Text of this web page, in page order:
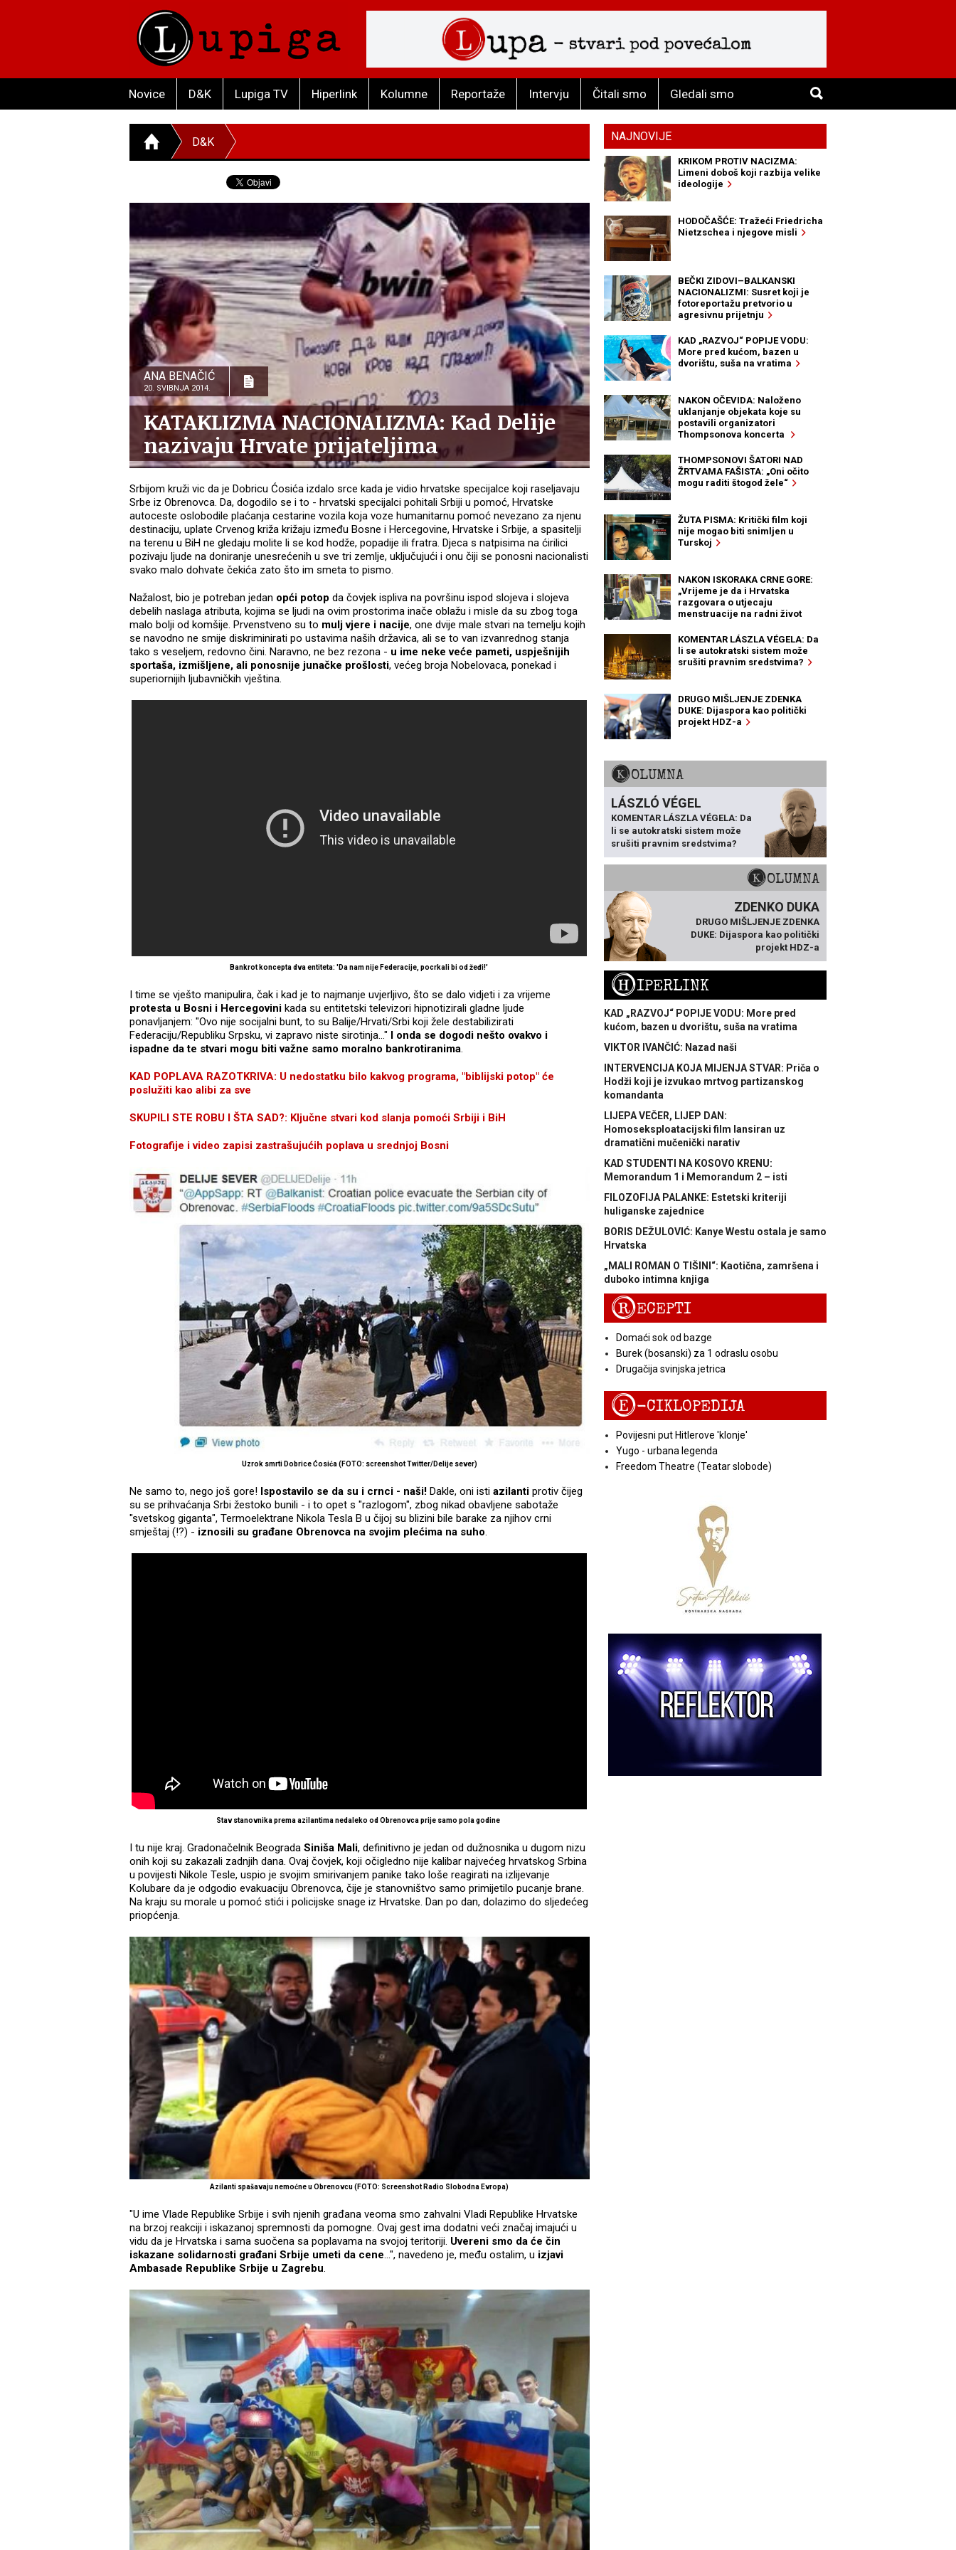
Novice D&K Lupiga TV Hiperlink Kolumne Reportaže Intervju Čitali smo Gledali smo
D&K
ANA BENAČIĆ
20. SVIBNJA 2014.
KATAKLIZMA NACIONALIZMA: Kad Delije
nazivaju Hrvate prijateljima
Srbijom kruži vic da je Dobricu Ćosića izdalo srce kada je vidio hrvatske specijalce koji raseljavaju
Srbe iz Obrenovca. Da, dogodilo se i to - hrvatski specijalci pohitali Srbiji u pomoć, Hrvatske
autoceste oslobodile plaćanja cestarine vozila koja voze humanitarnu pomoć nevezano za njenu
destinaciju, uplate Crvenog križa križaju između Bosne i Hercegovine, Hrvatske i Srbije, a spasitelji
na terenu u BiH ne gledaju molite li se kod hodže, popadije ili fratra. Djeca s natpisima na ćirilici
pozivaju ljude na doniranje unesrećenih u sve tri zemlje, uključujući i onu čiji se ponosni nacionalisti
svako malo dohvate čekića zato što im smeta to pismo.
Nažalost, bio je potreban jedan opći potop da čovjek ispliva na površinu ispod slojeva i slojeva
debelih naslaga atributa, kojima se ljudi na ovim prostorima inače oblažu i misle da su zbog toga
malo bolji od komšije. Prvenstveno su to mulj vjere i nacije, one dvije male stvari na temelju kojih
se navodno ne smije diskriminirati po ustavima naših državica, ali se to van izvanrednog stanja
tako s veseljem, redovno čini. Naravno, ne bez rezona - u ime neke veće pameti, uspješnijih
sportaša, izmišljene, ali ponosnije junačke prošlosti, većeg broja Nobelovaca, ponekad i
superiornijih ljubavničkih vještina.
Bankrot koncepta dva entiteta: 'Da nam nije Federacije, pocrkali bi od žeđi!'
I time se vješto manipulira, čak i kad je to najmanje uvjerljivo, što se dalo vidjeti i za vrijeme
protesta u Bosni i Hercegovini kada su entitetski televizori hipnotizirali gladne ljude
ponavljanjem: "Ovo nije socijalni bunt, to su Balije/Hrvati/Srbi koji žele destabilizirati
Federaciju/Republiku Srpsku, vi zapravo niste sirotinja..." I onda se dogodi nešto ovakvo i
ispadne da te stvari mogu biti važne samo moralno bankrotiranima.
KAD POPLAVA RAZOTKRIVA: U nedostatku bilo kakvog programa, "biblijski potop" će
poslužiti kao alibi za sve
SKUPILI STE ROBU I ŠTA SAD?: Ključne stvari kod slanja pomoći Srbiji i BiH
Fotografije i video zapisi zastrašujućih poplava u srednjoj Bosni
Uzrok smrti Dobrice Ćosića (FOTO: screenshot Twitter/Delije sever)
Ne samo to, nego još gore! Ispostavilo se da su i crnci - naši! Dakle, oni isti azilanti protiv čijeg
su se prihvaćanja Srbi žestoko bunili - i to opet s "razlogom", zbog nikad obavljene sabotaže
"svetskog giganta", Termoelektrane Nikola Tesla B u čijoj su blizini bile barake za njihov crni
smještaj (!?) - iznosili su građane Obrenovca na svojim plećima na suho.
Stav stanovnika prema azilantima nedaleko od Obrenovca prije samo pola godine
I tu nije kraj. Gradonačelnik Beograda Siniša Mali, definitivno je jedan od dužnosnika u dugom nizu
onih koji su zakazali zadnjih dana. Ovaj čovjek, koji očigledno nije kalibar najvećeg hrvatskog Srbina
u povijesti Nikole Tesle, uspio je svojim smirivanjem panike tako loše reagirati na izlijevanje
Kolubare da je odgodio evakuaciju Obrenovca, čije je stanovništvo samo primijetilo pucanje brane.
Na kraju su morale u pomoć stići i policijske snage iz Hrvatske. Dan po dan, dolazimo do sljedećeg
priopćenja.
Azilanti spašavaju nemoćne u Obrenovcu (FOTO: Screenshot Radio Slobodna Evropa)
"U ime Vlade Republike Srbije i svih njenih građana veoma smo zahvalni Vladi Republike Hrvatske
na brzoj reakciji i iskazanoj spremnosti da pomogne. Ovaj gest ima dodatni veći značaj imajući u
vidu da je Hrvatska i sama suočena sa poplavama na svojoj teritoriji. Uvereni smo da će čin
iskazane solidarnosti građani Srbije umeti da cene...", navedeno je, među ostalim, u izjavi
Ambasade Republike Srbije u Zagrebu.
NAJNOVIJE
KRIKOM PROTIV NACIZMA:
Limeni doboš koji razbija velike
ideologije
HODOČAŠĆE: Tražeći Friedricha
Nietzschea i njegove misli
BEČKI ZIDOVI–BALKANSKI
NACIONALIZMI: Susret koji je
fotoreportažu pretvorio u
agresivnu prijetnju
KAD „RAZVOJ“ POPIJE VODU:
More pred kućom, bazen u
dvorištu, suša na vratima
NAKON OČEVIDA: Naloženo
uklanjanje objekata koje su
postavili organizatori
Thompsonova koncerta
THOMPSONOVI ŠATORI NAD
ŽRTVAMA FAŠISTA: „Oni očito
mogu raditi štogod žele“
ŽUTA PISMA: Kritički film koji
nije mogao biti snimljen u
Turskoj
NAKON ISKORAKA CRNE GORE:
„Vrijeme je da i Hrvatska
razgovara o utjecaju
menstruacije na radni život
KOMENTAR LÁSZLA VÉGELA: Da
li se autokratski sistem može
srušiti pravnim sredstvima?
DRUGO MIŠLJENJE ZDENKA
DUKE: Dijaspora kao politički
projekt HDZ-a
KOLUMNA
LÁSZLÓ VÉGEL
KOMENTAR LÁSZLA VÉGELA: Da
li se autokratski sistem može
srušiti pravnim sredstvima?
KOLUMNA
ZDENKO DUKA
DRUGO MIŠLJENJE ZDENKA
DUKE: Dijaspora kao politički
projekt HDZ-a
HIPERLINK
KAD „RAZVOJ“ POPIJE VODU: More pred
kućom, bazen u dvorištu, suša na vratima
VIKTOR IVANČIĆ: Nazad naši
INTERVENCIJA KOJA MIJENJA STVAR: Priča o
Hodži koji je izvukao mrtvog partizanskog
komandanta
LIJEPA VEČER, LIJEP DAN:
Homoseksploatacijski film lansiran uz
dramatični mučenički narativ
KAD STUDENTI NA KOSOVO KRENU:
Memorandum 1 i Memorandum 2 – isti
FILOZOFIJA PALANKE: Estetski kriteriji
huliganske zajednice
BORIS DEŽULOVIĆ: Kanye Westu ostala je samo
Hrvatska
„MALI ROMAN O TIŠINI“: Kaotična, zamršena i
duboko intimna knjiga
RECEPTI
Domaći sok od bazge
Burek (bosanski) za 1 odraslu osobu
Drugačija svinjska jetrica
E-CIKLOPEDIJA
Povijesni put Hitlerove 'klonje'
Yugo - urbana legenda
Freedom Theatre (Teatar slobode)